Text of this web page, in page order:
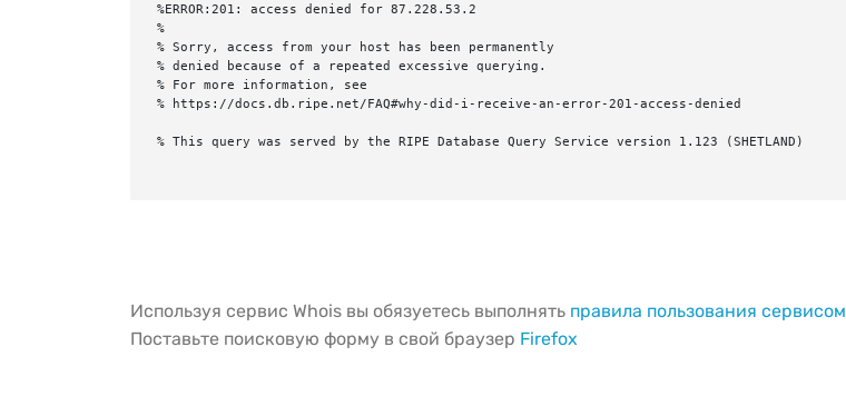
%ERROR:201: access denied for 87.228.53.2
%
% Sorry, access from your host has been permanently
% denied because of a repeated excessive querying.
% For more information, see
% https://docs.db.ripe.net/FAQ#why-did-i-receive-an-error-201-access-denied
% This query was served by the RIPE Database Query Service version 1.123 (SHETLAND)
Используя сервис Whois вы обязуетесь выполнять правила пользования сервисом
Поставьте поисковую форму в свой браузер Firefox